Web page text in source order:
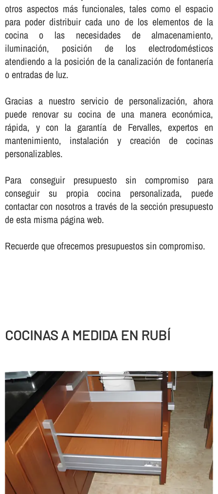
otros aspectos más funcionales, tales como el espacio
para poder distribuir cada uno de los elementos de la
cocina o las necesidades de almacenamiento,
iluminación, posición de los electrodomésticos
atendiendo a la posición de la canalización de fontanerí­a
o entradas de luz.
Gracias a nuestro servicio de personalización, ahora
puede renovar su cocina de una manera económica,
rápida, y con la garantí­a de Fervalles, expertos en
mantenimiento, instalación y creación de cocinas
personalizables.
Para conseguir presupuesto sin compromiso para
conseguir su propia cocina personalizada, puede
contactar con nosotros a través de la sección presupuesto
de esta misma página web.
Recuerde que ofrecemos presupuestos sin compromiso.
COCINAS A MEDIDA EN RUBÍ